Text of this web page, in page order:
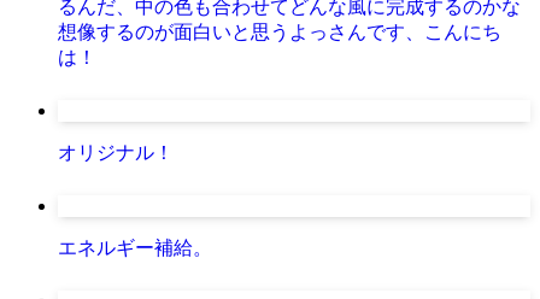
るんだ、中の色も合わせてどんな風に完成するのかな
想像するのが面白いと思うよっさんです、こんにち
は！
オリジナル！
エネルギー補給。